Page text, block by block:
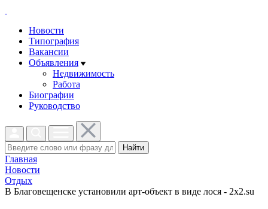
Новости
Типография
Вакансии
Объявления
Недвижимость
Работа
Биографии
Руководство
Найти
Главная
Новости
Отдых
В Благовещенске установили арт-объект в виде лося - 2x2.su